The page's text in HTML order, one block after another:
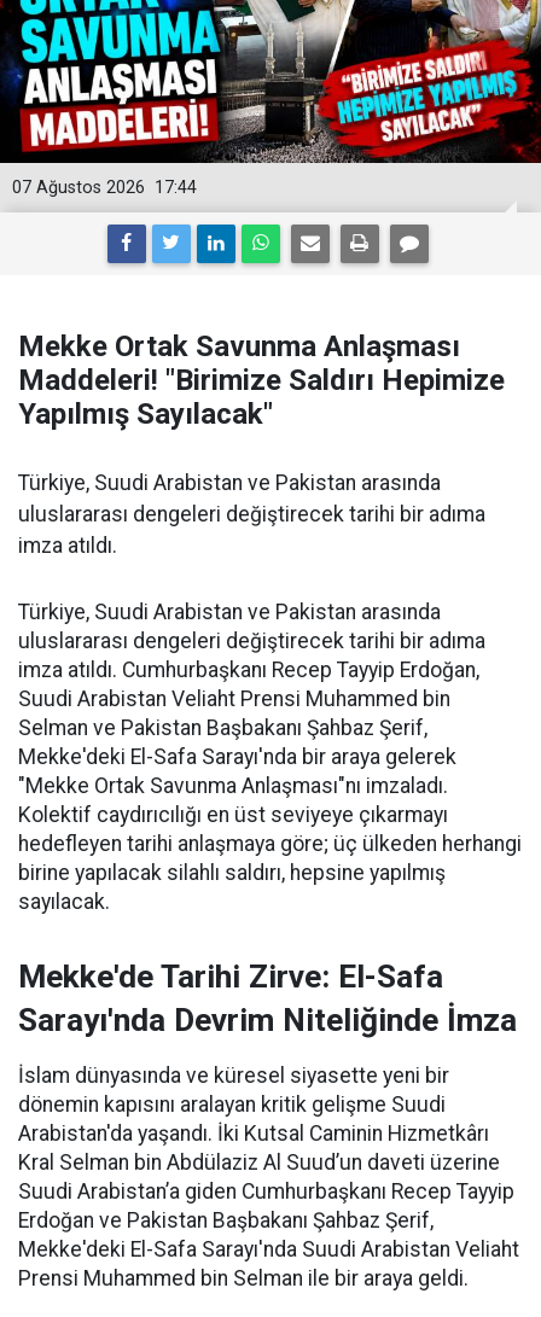
17:44
07 Ağustos 2026
Mekke Ortak Savunma Anlaşması
Maddeleri! "Birimize Saldırı Hepimize
Yapılmış Sayılacak"
Türkiye, Suudi Arabistan ve Pakistan arasında
uluslararası dengeleri değiştirecek tarihi bir adıma
imza atıldı.
Türkiye, Suudi Arabistan ve Pakistan arasında
uluslararası dengeleri değiştirecek tarihi bir adıma
imza atıldı. Cumhurbaşkanı Recep Tayyip Erdoğan,
Suudi Arabistan Veliaht Prensi Muhammed bin
Selman ve Pakistan Başbakanı Şahbaz Şerif,
Mekke'deki El-Safa Sarayı'nda bir araya gelerek
"Mekke Ortak Savunma Anlaşması"nı imzaladı.
Kolektif caydırıcılığı en üst seviyeye çıkarmayı
hedefleyen tarihi anlaşmaya göre; üç ülkeden herhangi
birine yapılacak silahlı saldırı, hepsine yapılmış
sayılacak.
Mekke'de Tarihi Zirve: El-Safa
Sarayı'nda Devrim Niteliğinde İmza
İslam dünyasında ve küresel siyasette yeni bir
dönemin kapısını aralayan kritik gelişme Suudi
Arabistan'da yaşandı. İki Kutsal Caminin Hizmetkârı
Kral Selman bin Abdülaziz Al Suud’un daveti üzerine
Suudi Arabistan’a giden Cumhurbaşkanı Recep Tayyip
Erdoğan ve Pakistan Başbakanı Şahbaz Şerif,
Mekke'deki El-Safa Sarayı'nda Suudi Arabistan Veliaht
Prensi Muhammed bin Selman ile bir araya geldi.